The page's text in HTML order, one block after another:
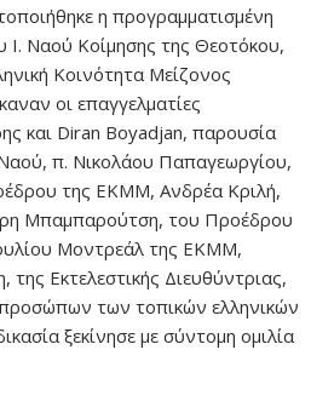
η προγραμματισμένη
Ι. Ναού Κοίμησης της Θεοτόκου,
Κοινότητα Μείζονος
οι επαγγελματίες
και Diran Boyadjan, παρουσία
π. Νικολάου Παπαγεωργίου,
της ΕΚΜΜ, Ανδρέα Κριλή,
Μπαμπαρούτση, του Προέδρου
Μοντρεάλ της ΕΚΜΜ,
Εκτελεστικής Διευθύντριας,
των τοπικών ελληνικών
ξεκίνησε με σύντομη ομιλία